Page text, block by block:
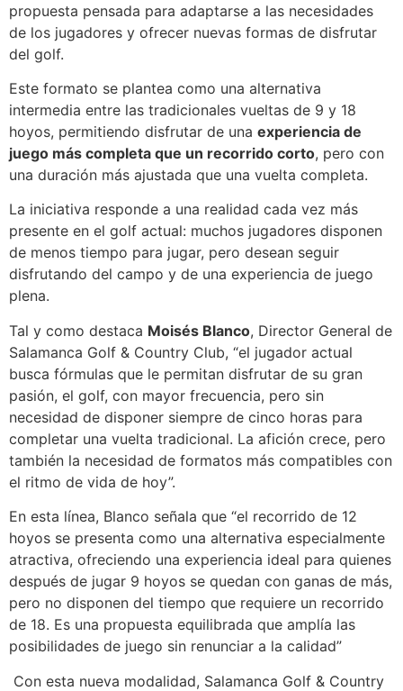
propuesta pensada para adaptarse a las necesidades
de los jugadores y ofrecer nuevas formas de disfrutar
del golf.
Este formato se plantea como una alternativa
intermedia entre las tradicionales vueltas de 9 y 18
hoyos, permitiendo disfrutar de una experiencia de
juego más completa que un recorrido corto, pero con
una duración más ajustada que una vuelta completa.
La iniciativa responde a una realidad cada vez más
presente en el golf actual: muchos jugadores disponen
de menos tiempo para jugar, pero desean seguir
disfrutando del campo y de una experiencia de juego
plena.
Tal y como destaca Moisés Blanco, Director General de
Salamanca Golf & Country Club, “el jugador actual
busca fórmulas que le permitan disfrutar de su gran
pasión, el golf, con mayor frecuencia, pero sin
necesidad de disponer siempre de cinco horas para
completar una vuelta tradicional. La afición crece, pero
también la necesidad de formatos más compatibles con
el ritmo de vida de hoy”.
En esta línea, Blanco señala que “el recorrido de 12
hoyos se presenta como una alternativa especialmente
atractiva, ofreciendo una experiencia ideal para quienes
después de jugar 9 hoyos se quedan con ganas de más,
pero no disponen del tiempo que requiere un recorrido
de 18. Es una propuesta equilibrada que amplía las
posibilidades de juego sin renunciar a la calidad”
Con esta nueva modalidad, Salamanca Golf & Country